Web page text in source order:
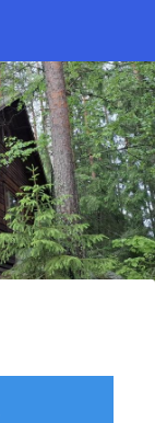
ry